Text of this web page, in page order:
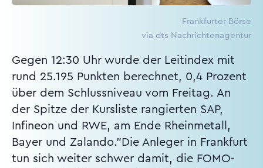
Frankfurter Börse
via dts Nachrichtenagentur
Gegen 12:30 Uhr wurde der Leitindex mit
rund 25.195 Punkten berechnet, 0,4 Prozent
über dem Schlussniveau vom Freitag. An
der Spitze der Kursliste rangierten SAP,
Infineon und RWE, am Ende Rheinmetall,
Bayer und Zalando."Die Anleger in Frankfurt
tun sich weiter schwer damit, die FOMO-